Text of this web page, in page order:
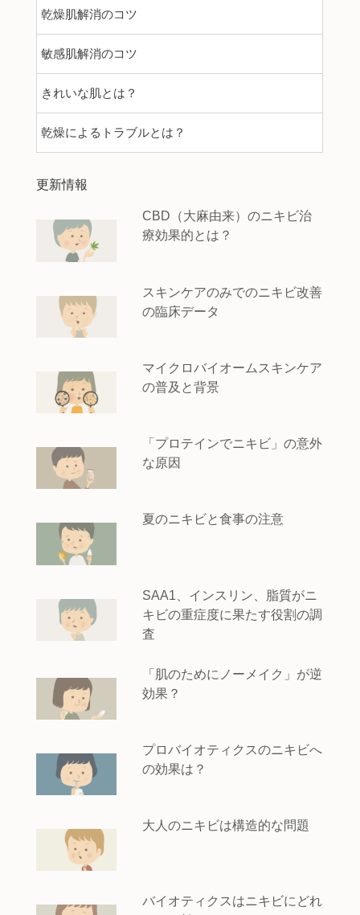
乾燥肌解消のコツ
敏感肌解消のコツ
きれいな肌とは？
乾燥によるトラブルとは？
更新情報
CBD（大麻由来）のニキビ治
療効果的とは？
スキンケアのみでのニキビ改善
の臨床データ
マイクロバイオームスキンケア
の普及と背景
「プロテインでニキビ」の意外
な原因
夏のニキビと食事の注意
SAA1、インスリン、脂質がニ
キビの重症度に果たす役割の調
査
「肌のためにノーメイク」が逆
効果？
プロバイオティクスのニキビへ
の効果は？
大人のニキビは構造的な問題
バイオティクスはニキビにどれ